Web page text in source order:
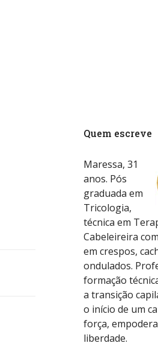
Quem escreve
Maressa, 31
anos. Pós
graduada em
Tricologia,
técnica em
Cabeleireira
em crespos,
ondulados.
formação
a transição
o início de um
força,
liberdade.